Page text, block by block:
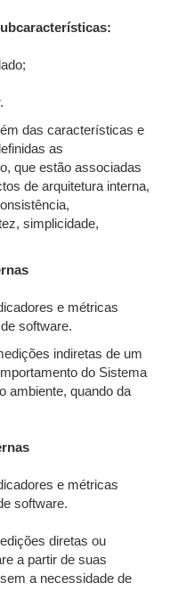
das características e
as
que estão associadas
de arquitetura interna,
simplicidade,
e métricas
software.
indiretas de um
do Sistema
ambiente, quando da
e métricas
software.
diretas ou
a partir de suas
a necessidade de